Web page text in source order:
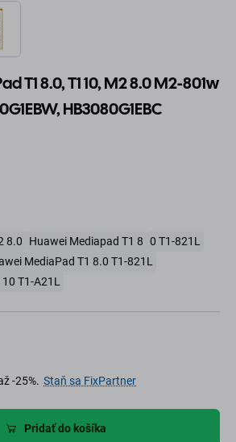
T1 8.0, T1 10, M2 8.0 M2-801w
HB3080G1EBC
8.0 Huawei Mediapad T1 8 0 T1-821L
MediaPad T1 8.0 T1-821L
T1-A21L
-25%. Staň sa FixPartner
Pridať do košíka